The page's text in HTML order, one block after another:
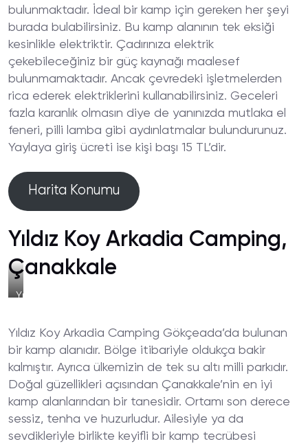
bulunmaktadır. İdeal bir kamp için gereken her şeyi
burada bulabilirsiniz. Bu kamp alanının tek eksiği
kesinlikle elektriktir. Çadırınıza elektrik
çekebileceğiniz bir güç kaynağı maalesef
bulunmamaktadır. Ancak çevredeki işletmelerden
rica ederek elektriklerini kullanabilirsiniz. Geceleri
fazla karanlık olmasın diye de yanınızda mutlaka el
feneri, pilli lamba gibi aydınlatmalar bulundurunuz.
Yaylaya giriş ücreti ise kişi başı 15 TL’dir.
Harita Konumu
Yıldız Koy Arkadia Camping,
Çanakkale
Yıldız
Camping,
Çanakkale
Yıldız Koy Arkadia Camping Gökçeada’da bulunan
bir kamp alanıdır. Bölge itibariyle oldukça bakir
kalmıştır. Ayrıca ülkemizin de tek su altı milli parkıdır.
Doğal güzellikleri açısından Çanakkale’nin en iyi
kamp alanlarından bir tanesidir. Ortamı son derece
sessiz, tenha ve huzurludur. Ailesiyle ya da
sevdikleriyle birlikte keyifli bir kamp tecrübesi